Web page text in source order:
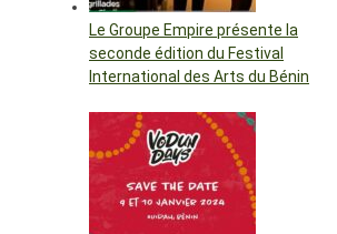
Le Groupe Empire présente la
seconde édition du Festival
International des Arts du Bénin